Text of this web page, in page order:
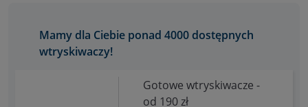
Mamy dla Ciebie ponad 4000 dostępnych
wtryskiwaczy!
Gotowe wtryskiwacze -
od 190 zł